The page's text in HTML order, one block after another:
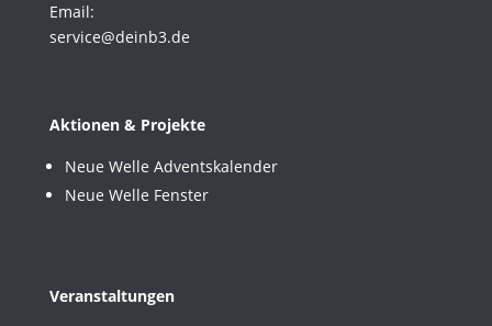
Email:
service@deinb3.de
Aktionen & Projekte
Neue Welle Adventskalender
Neue Welle Fenster
Veranstaltungen